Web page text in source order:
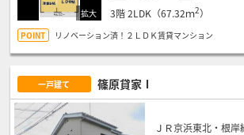
3階2LDK（67.32ｍ2）
リノベーション済！２ＬＤＫ賃貸マンション
一戸建て 篠原貸家Ⅰ
ＪＲ京浜東北・根岸